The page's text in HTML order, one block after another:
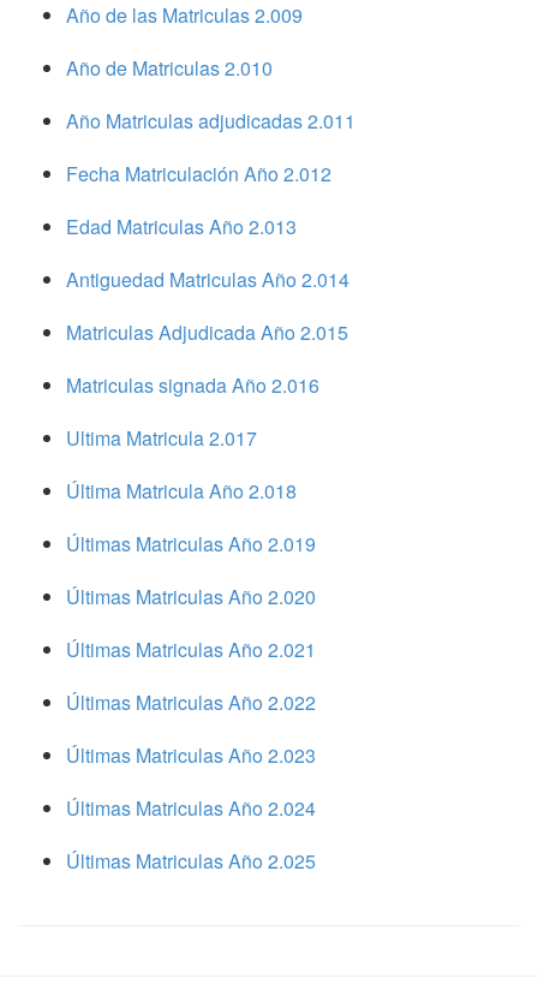
Año de las Matriculas 2.009
Año de Matriculas 2.010
Año Matriculas adjudicadas 2.011
Fecha Matriculación Año 2.012
Edad Matriculas Año 2.013
Antiguedad Matriculas Año 2.014
Matriculas Adjudicada Año 2.015
Matriculas signada Año 2.016
Ultima Matricula 2.017
Última Matricula Año 2.018
Últimas Matriculas Año 2.019
Últimas Matriculas Año 2.020
Últimas Matriculas Año 2.021
Últimas Matriculas Año 2.022
Últimas Matriculas Año 2.023
Últimas Matriculas Año 2.024
Últimas Matriculas Año 2.025